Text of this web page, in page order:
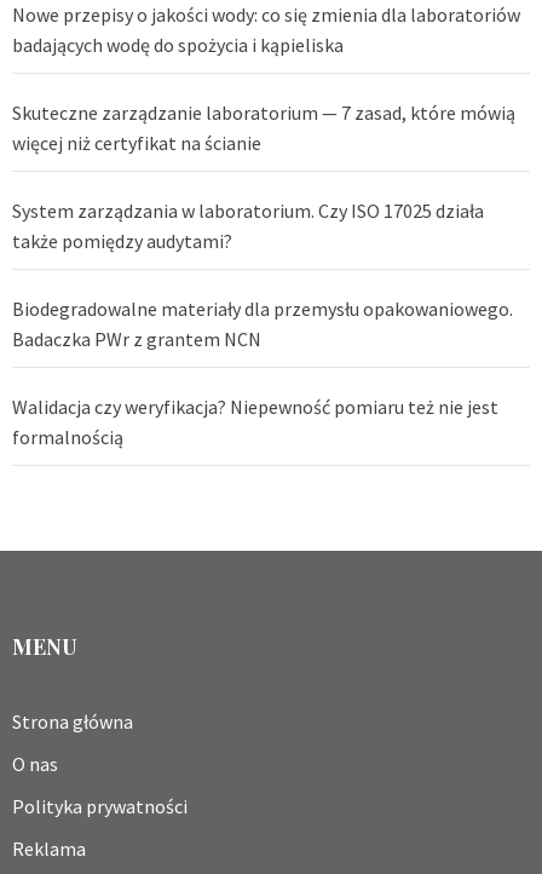
Nowe przepisy o jakości wody: co się zmienia dla laboratoriów
badających wodę do spożycia i kąpieliska
Skuteczne zarządzanie laboratorium — 7 zasad, które mówią
więcej niż certyfikat na ścianie
System zarządzania w laboratorium. Czy ISO 17025 działa
także pomiędzy audytami?
Biodegradowalne materiały dla przemysłu opakowaniowego.
Badaczka PWr z grantem NCN
Walidacja czy weryfikacja? Niepewność pomiaru też nie jest
formalnością
MENU
Strona główna
O nas
Polityka prywatności
Reklama